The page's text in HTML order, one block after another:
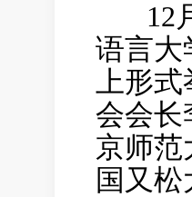
12月
语言大
上形式
会会长
京师范
国又